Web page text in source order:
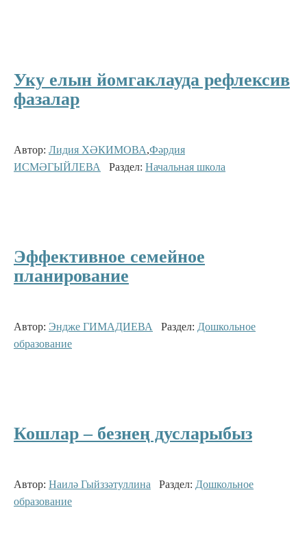
Уку елын йомгаклауда рефлексив
фазалар
Автор: Лидия ХӘКИМОВА,Фәрдия
ИСМӘГЫЙЛЕВА
Раздел: Начальная школа
Эффективное семейное
планирование
Автор: Эндже ГИМАДИЕВА Раздел: Дошкольное
образование
Кошлар – безнең дусларыбыз
Автор: Наилә Гыйззәтуллина Раздел: Дошкольное
образование